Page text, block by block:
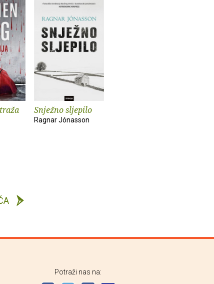
Snježno sljepilo
Ragnar Jónasson
Potraži nas na: